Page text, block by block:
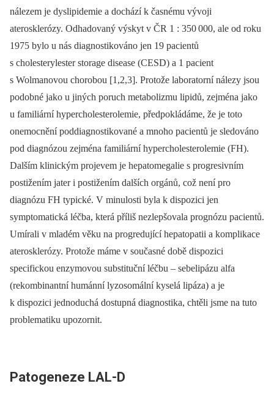
nálezem je dyslipidemie a dochází k časnému vývoji
aterosklerózy. Odhadovaný výskyt v ČR 1 : 350000, ale od roku
1975 bylo u nás diagnostikováno jen 19 pacientů
s cholesterylester storage disease (CESD) a 1 pacient
s Wolmanovou chorobou [1,2,3]. Protože laboratorní nálezy jsou
podobné jako u jiných poruch metabolizmu lipidů, zejména jako
u familiární hypercholesterolemie, předpokládáme, že je toto
onemocnění poddiagnostikované a mnoho pacientů je sledováno
pod diagnózou zejména familiární hypercholesterolemie (FH).
Dalším klinickým projevem je hepatomegalie s progresivním
postižením jater i postižením dalších orgánů, což není pro
diagnózu FH typické. V minulosti byla k dispozici jen
symptomatická léčba, která příliš nezlepšovala prognózu pacientů.
Umírali v mladém věku na progredující hepatopatii a komplikace
aterosklerózy. Protože máme v současné době dispozici
specifickou enzymovou substituční léčbu –⁠ sebelipázu alfa
(rekombinantní humánní lyzosomální kyselá lipáza) a je
k dispozici jednoduchá dostupná diagnostika, chtěli jsme na tuto
problematiku upozornit.
Patogeneze LAL-D